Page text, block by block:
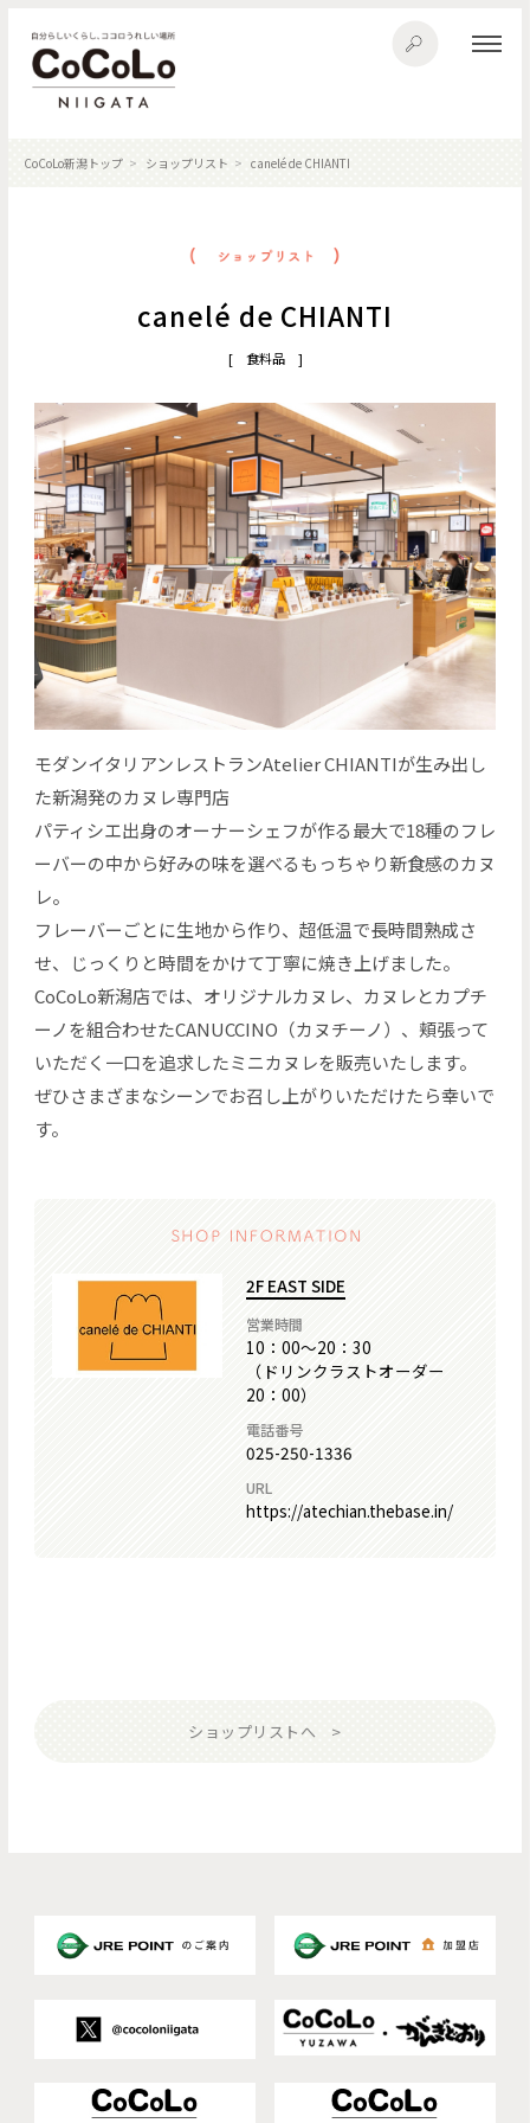
CoCoLo新潟トップ ショップリスト canelé de CHIANTI
canelé de CHIANTI
[ 食料品 ]
モダンイタリアンレストランAtelier CHIANTIが生み出し
た新潟発のカヌレ専門店
パティシエ出身のオーナーシェフが作る最大で18種のフレ
ーバーの中から好みの味を選べるもっちゃり新食感のカヌ
レ。
フレーバーごとに生地から作り、超低温で長時間熟成さ
せ、じっくりと時間をかけて丁寧に焼き上げました。
CoCoLo新潟店では、オリジナルカヌレ、カヌレとカプチ
ーノを組合わせたCANUCCINO（カヌチーノ）、頬張って
いただく一口を追求したミニカヌレを販売いたします。
ぜひさまざまなシーンでお召し上がりいただけたら幸いで
す。
2F EAST SIDE
営業時間
10：00～20：30
（ドリンクラストオーダー
20：00）
電話番号
025-250-1336
URL
https://atechian.thebase.in/
ショップリストへ